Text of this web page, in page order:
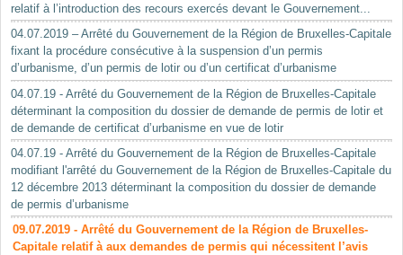
relatif à l’introduction des recours exercés devant le Gouvernement...
04.07.2019 – Arrêté du Gouvernement de la Région de Bruxelles-Capitale
fixant la procédure consécutive à la suspension d’un permis
d’urbanisme, d’un permis de lotir ou d’un certificat d’urbanisme
04.07.19 - Arrêté du Gouvernement de la Région de Bruxelles-Capitale
déterminant la composition du dossier de demande de permis de lotir et
de demande de certificat d’urbanisme en vue de lotir
04.07.19 - Arrêté du Gouvernement de la Région de Bruxelles-Capitale
modifiant l'arrêté du Gouvernement de la Région de Bruxelles-Capitale du
12 décembre 2013 déterminant la composition du dossier de demande
de permis d’urbanisme
09.07.2019 - Arrêté du Gouvernement de la Région de Bruxelles-
Capitale relatif à aux demandes de permis qui nécessitent l’avis